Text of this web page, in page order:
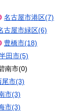
名古屋市港区(7)
古屋市緑区(6)
豊橋市(18)
田市(5)
南市(0)
尾市(3)
市(3)
市(3)